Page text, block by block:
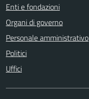
Enti e fondazioni
Organi di governo
Personale amministrativo
Politici
Uffici